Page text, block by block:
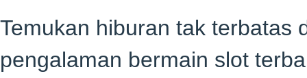
Temukan hiburan tak terbatas
pengalaman bermain slot